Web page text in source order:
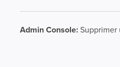
Admin Console:Supprimer